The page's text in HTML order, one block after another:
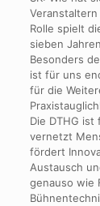
Rolle spielt
sieben
Besonders
ist für uns
für die
Die DTHG
vernetzt
fördert
Austausch
genauso wie